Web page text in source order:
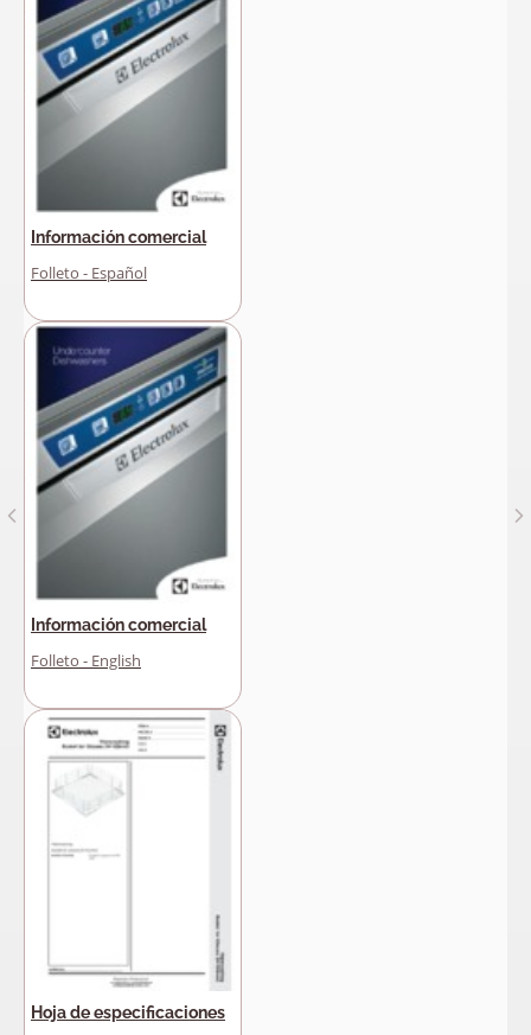
Información comercial
Folleto - Español
Información comercial
Folleto - English
Hoja de especificaciones